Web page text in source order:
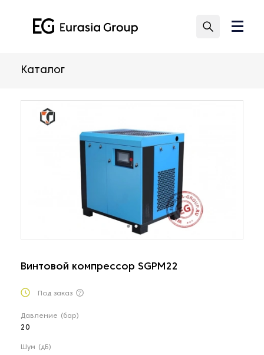
Каталог
Винтовой компрессор SGPM22
Под заказ
Давление (бар)
20
Шум (дБ)